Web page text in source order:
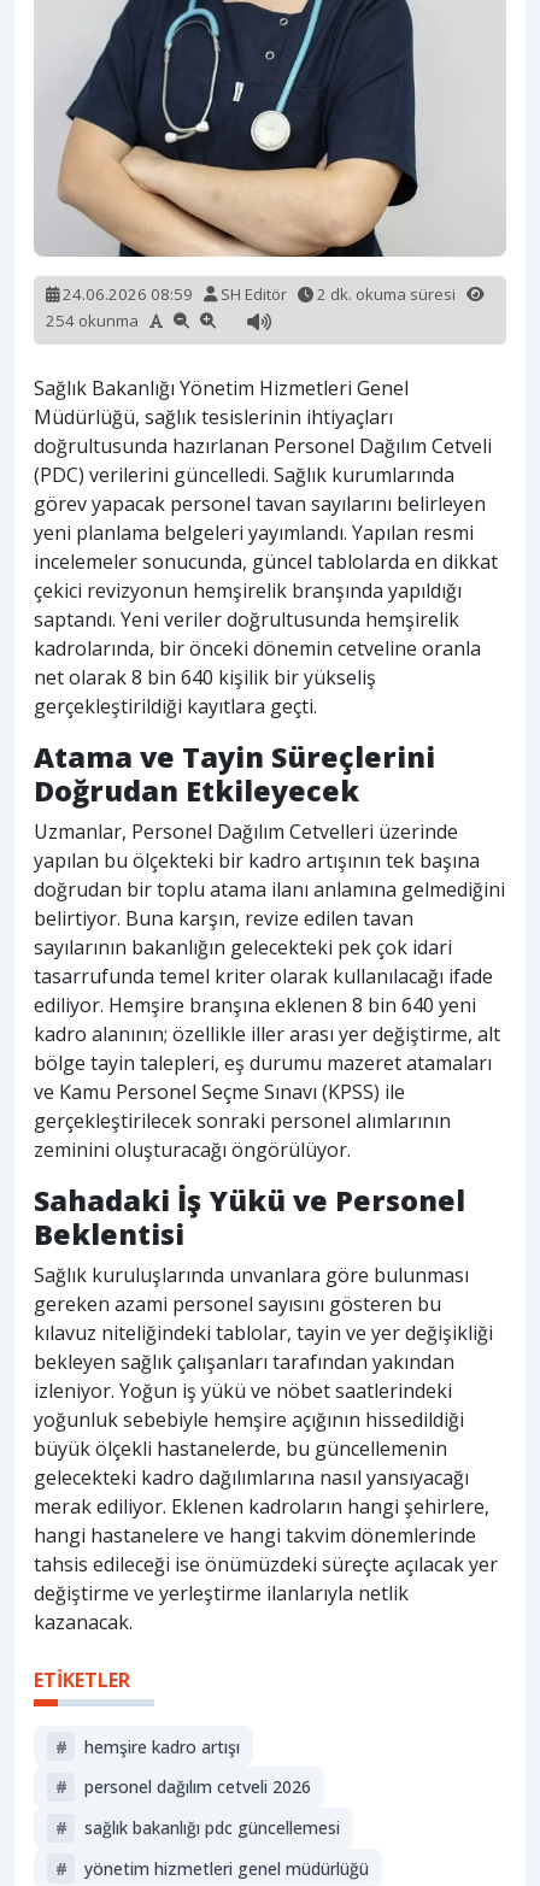
24.06.2026 08:59 SH Editör
2 dk. okuma süresi
254 okunma
Sağlık Bakanlığı Yönetim Hizmetleri Genel
Müdürlüğü, sağlık tesislerinin ihtiyaçları
doğrultusunda hazırlanan Personel Dağılım Cetveli
(PDC) verilerini güncelledi. Sağlık kurumlarında
görev yapacak personel tavan sayılarını belirleyen
yeni planlama belgeleri yayımlandı. Yapılan resmi
incelemeler sonucunda, güncel tablolarda en dikkat
çekici revizyonun hemşirelik branşında yapıldığı
saptandı. Yeni veriler doğrultusunda hemşirelik
kadrolarında, bir önceki dönemin cetveline oranla
net olarak 8 bin 640 kişilik bir yükseliş
gerçekleştirildiği kayıtlara geçti.
Atama ve Tayin Süreçlerini
Doğrudan Etkileyecek
Uzmanlar, Personel Dağılım Cetvelleri üzerinde
yapılan bu ölçekteki bir kadro artışının tek başına
doğrudan bir toplu atama ilanı anlamına gelmediğini
belirtiyor. Buna karşın, revize edilen tavan
sayılarının bakanlığın gelecekteki pek çok idari
tasarrufunda temel kriter olarak kullanılacağı ifade
ediliyor. Hemşire branşına eklenen 8 bin 640 yeni
kadro alanının; özellikle iller arası yer değiştirme, alt
bölge tayin talepleri, eş durumu mazeret atamaları
ve Kamu Personel Seçme Sınavı (KPSS) ile
gerçekleştirilecek sonraki personel alımlarının
zeminini oluşturacağı öngörülüyor.
Sahadaki İş Yükü ve Personel
Beklentisi
Sağlık kuruluşlarında unvanlara göre bulunması
gereken azami personel sayısını gösteren bu
kılavuz niteliğindeki tablolar, tayin ve yer değişikliği
bekleyen sağlık çalışanları tarafından yakından
izleniyor. Yoğun iş yükü ve nöbet saatlerindeki
yoğunluk sebebiyle hemşire açığının hissedildiği
büyük ölçekli hastanelerde, bu güncellemenin
gelecekteki kadro dağılımlarına nasıl yansıyacağı
merak ediliyor. Eklenen kadroların hangi şehirlere,
hangi hastanelere ve hangi takvim dönemlerinde
tahsis edileceği ise önümüzdeki süreçte açılacak yer
değiştirme ve yerleştirme ilanlarıyla netlik
kazanacak.
ETİKETLER
#
hemşire kadro artışı
#
personel dağılım cetveli 2026
#
sağlık bakanlığı pdc güncellemesi
#
yönetim hizmetleri genel müdürlüğü